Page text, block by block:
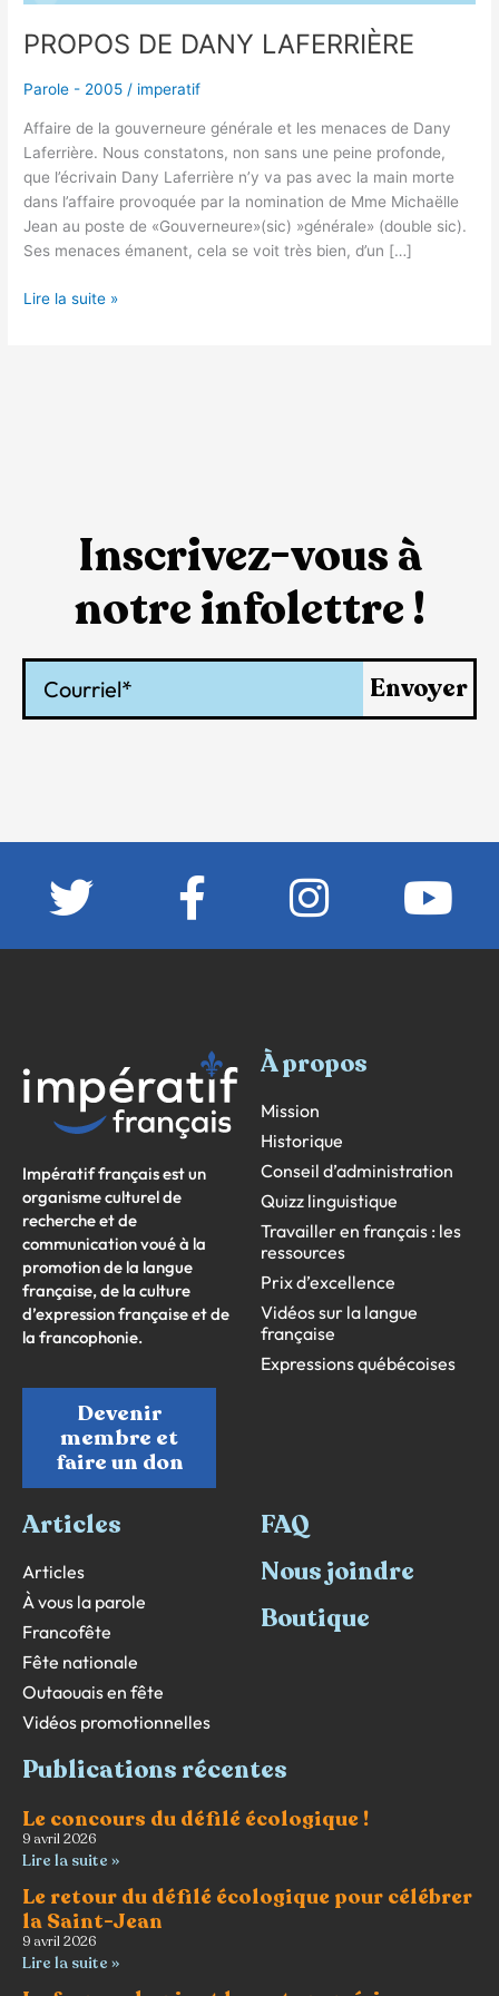
PROPOS DE DANY LAFERRIÈRE
Parole - 2005 / imperatif
Affaire de la gouverneure générale et les menaces de Dany
Laferrière. Nous constatons, non sans une peine profonde,
que l’écrivain Dany Laferrière n’y va pas avec la main morte
dans l’affaire provoquée par la nomination de Mme Michaëlle
Jean au poste de «Gouverneure»(sic) »générale» (double sic).
Ses menaces émanent, cela se voit très bien, d’un […]
Lire la suite »
Inscrivez-vous à
notre infolettre !
Envoyer
Impératif français est un
organisme culturel de
recherche et de
communication voué à la
promotion de la langue
française, de la culture
d’expression française et de
la francophonie.
Devenir
membre et
faire un don
À propos
Mission
Historique
Conseil d’administration
Quizz linguistique
Travailler en français : les
ressources
Prix d’excellence
Vidéos sur la langue
française
Expressions québécoises
Articles
Articles
À vous la parole
Francofête
Fête nationale
Outaouais en fête
Vidéos promotionnelles
FAQ
Nous joindre
Boutique
Publications récentes
Le concours du défilé écologique !
9 avril 2026
Lire la suite »
Le retour du défilé écologique pour célébrer
la Saint-Jean
9 avril 2026
Lire la suite »